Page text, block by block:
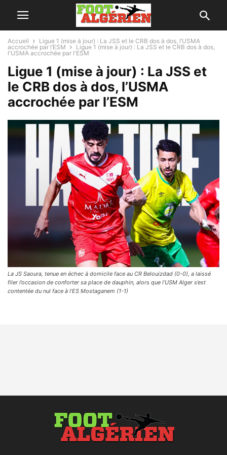
Accueil
Ligue 1 (mise à jour) : La JSS et le CRB dos à dos, l’USMA
accrochée par l’ESM
Ligue 1 (mise à jour) : La JSS et le CRB dos à dos,
l'USMA accrochée par l'ESM
Ligue 1 (mise à jour) : La JSS et
le CRB dos à dos, l’USMA
accrochée par l’ESM
La JS Saoura, tenue en échec à domicile face au CR Belouizdad (0-0), a laissé
filer l’occasion de conforter sa place de dauphin, alors que l’USM Alger s’est
contentée du nul face à l’ES Mostaganem (1-1)